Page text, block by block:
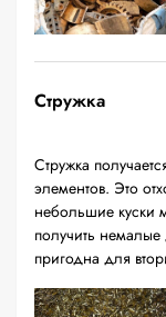
Стружка
Стружка
элементов. Это
небольшие куски
получить немалые
пригодна для